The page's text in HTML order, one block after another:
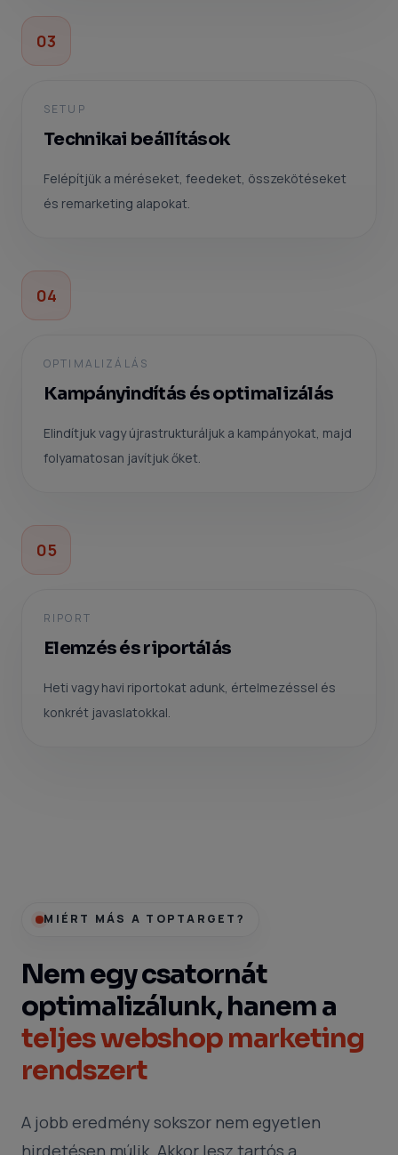
03
SETUP
Technikai beállítások
Felépítjük a méréseket, feedeket, összekötéseket
és remarketing alapokat.
04
OPTIMALIZÁLÁS
Kampányindítás és optimalizálás
Elindítjuk vagy újrastrukturáljuk a kampányokat, majd
folyamatosan javítjuk őket.
05
RIPORT
Elemzés és riportálás
Heti vagy havi riportokat adunk, értelmezéssel és
konkrét javaslatokkal.
MIÉRT MÁS A TOPTARGET?
Nem egy csatornát
optimalizálunk, hanem a
teljes webshop marketing
rendszert
A jobb eredmény sokszor nem egyetlen
hirdetésen múlik. Akkor lesz tartós a